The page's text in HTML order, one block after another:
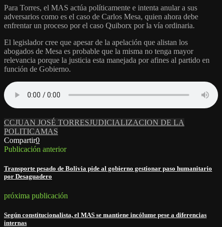
Para Torres, el MAS actúa políticamente e intenta anular a sus
adversarios como es el caso de Carlos Mesa, quien ahora debe
enfrentar un proceso por el caso Quiborx por la vía ordinaria.
El legislador cree que apesar de la apelación que alistan los
abogados de Mesa es probable que la misma no tenga mayor
relevancia porque la justicia esta manejada por afines al partido en
función de Gobierno.
CCJUAN JOSÉ TORRESJUDICIALIZACION DE LA
POLITICAMAS
Compartir0
Publicación anterior
Transporte pesado de Bolivia pide al gobierno gestionar paso humanitario
por Desaguadero
próxima publicación
Según constitucionalista, el MAS se mantiene incólume pese a diferencias
internas